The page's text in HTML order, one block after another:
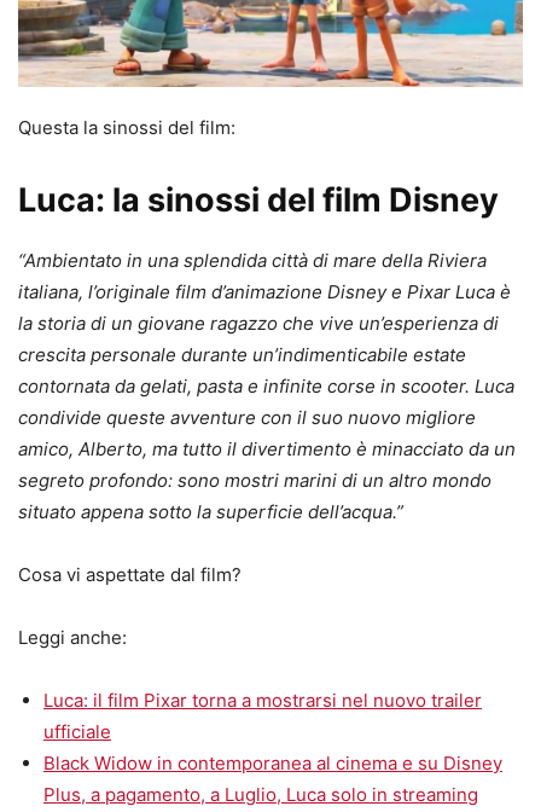
Questa la sinossi del film:
Luca: la sinossi del film Disney
“Ambientato in una splendida città di mare della Riviera
italiana, l’originale film d’animazione Disney e Pixar Luca è
la storia di un giovane ragazzo che vive un’esperienza di
crescita personale durante un’indimenticabile estate
contornata da gelati, pasta e infinite corse in scooter. Luca
condivide queste avventure con il suo nuovo migliore
amico, Alberto, ma tutto il divertimento è minacciato da un
segreto profondo: sono mostri marini di un altro mondo
situato appena sotto la superficie dell’acqua.”
Cosa vi aspettate dal film?
Leggi anche:
Luca: il film Pixar torna a mostrarsi nel nuovo trailer
ufficiale
Black Widow in contemporanea al cinema e su Disney
Plus, a pagamento, a Luglio, Luca solo in streaming